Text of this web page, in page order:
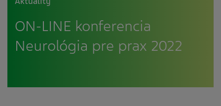
ON-LINE konferencia
Neurológia pre prax 2022